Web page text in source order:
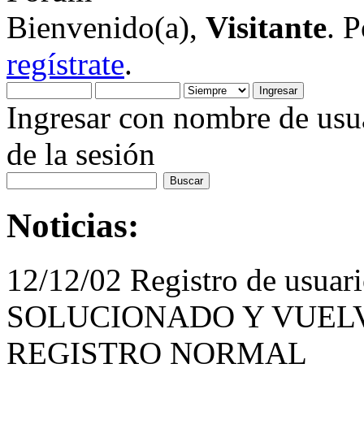
Bienvenido(a), Visitante.
regístrate.
Ingresar con nombre de
de la sesión
Noticias:
12/12/02 Registro de
SOLUCIONADO Y
REGISTRO NORMAL